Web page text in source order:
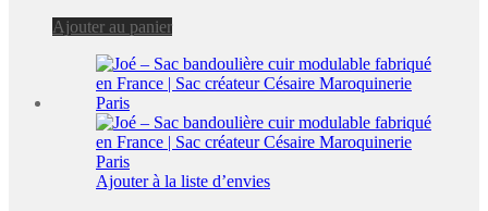
Ajouter au panier
Ajouter à la liste d’envies